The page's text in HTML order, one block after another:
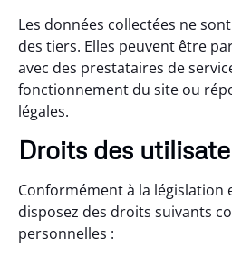
Les données collectées ne
des tiers. Elles peuvent être
avec des prestataires de
fonctionnement du site ou
légales.
Droits des
Conformément à la législation
disposez des droits suivants
personnelles :